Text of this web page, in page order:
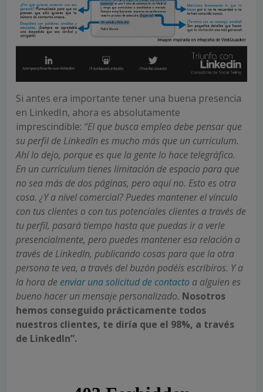
Si antes era importante tener una buena presencia
en LinkedIn, ahora es absolutamente
imprescindible: “El que busca empleo debe pensar que
su perfil de LinkedIn es mucho más que un currículum.
Ahí lo dejo, porque es que la gente lo hace telegráfico.
En un currículum tienes limitación de espacio para que
no sea más de dos páginas, pero aquí no. Esto es otra
cosa. ¿Y a nivel comercial? Puedes mantener el vínculo
con tus clientes o con tus potenciales clientes a través de
tu perfil, pasará tiempo hasta que puedas ir a verle
presencialmente, pero puedes mantener esa relación a
través de LinkedIn, publicando cosas para que la otra
persona te vea, a través del buzón podéis escribiros. Y a
la hora de enviar una solicitud de contacto a alguien es
bueno hacer un mensaje personalizado. Nosotros
hemos conseguido prácticamente todos
nuestros clientes, te diría que el 98%, a través
de LinkedIn”.